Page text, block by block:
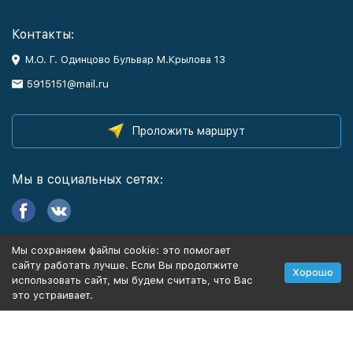
Контакты:
М.О. Г. Одинцово Бульвар М.Крылова 13
5915151@mail.ru
Проложить маршрут
Мы в социальных сетях:
Информация
Политика персональных данных
Мы сохраняем файлы cookie: это помогает
сайту работать лучше. Если Вы продолжите
использовать сайт, мы будем считать, что Вас
это устраивает.
Хорошо